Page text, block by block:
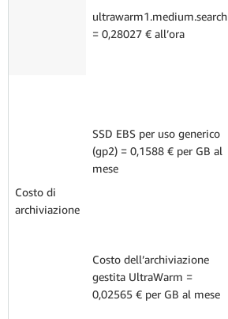
ultrawarm1.medium.search
= 0,28027 € all’ora
Costo di
archiviazione
SSD EBS per uso generico
(gp2) = 0,1588 € per GB al
mese
Costo dell’archiviazione
gestita UltraWarm =
0,02565 € per GB al mese